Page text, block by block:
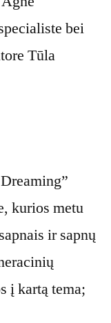
bei
Tūla
kurios metu
ir sapnų
į kartą tema;